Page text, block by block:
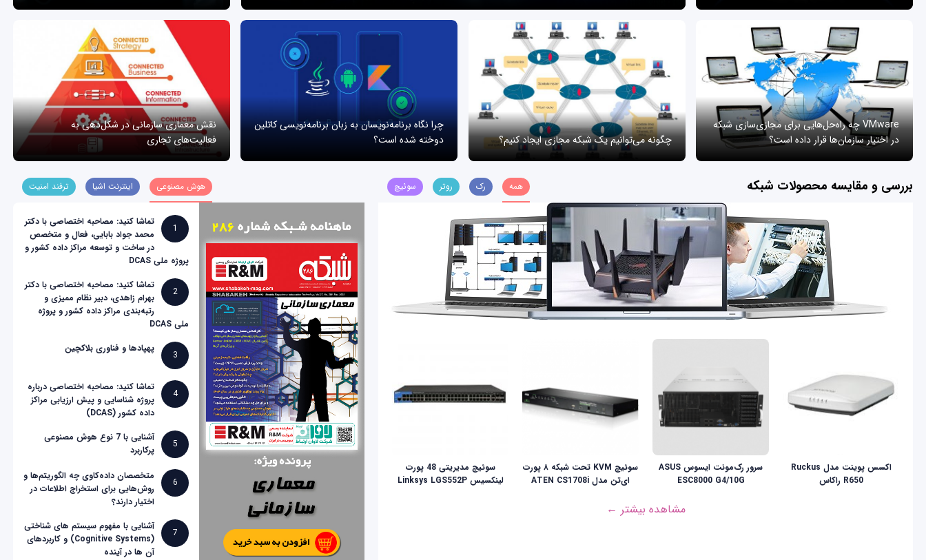
VMware چه راه‌حل‌هایی برای مجازی‌سازی شبکه
در اختیار سازمان‌ها قرار داده است؟
چگونه می‌توانیم یک شبکه مجازی ایجاد کنیم؟
چرا نگاه برنامه‌نویسان به زبان برنامه‌نویسی کاتلین
دوخته شده است؟
نقش معماری سازمانی در شکل‌دهی به
فعالیت‌های تجاری
بررسی و مقایسه محصولات شبکه همه رک روتر سوئیچ
اکسس پوینت مدل Ruckus
R650 راکاس
سرور رک‌مونت ایسوس ASUS
ESC8000 G4/10G
سوئیچ KVM تحت شبکه ۸ پورت
ای‌تن مدل ATEN CS1708i
سوئیچ مدیریتی 48 پورت
لینکسیس Linksys LGS552P
مشاهده بیشتر ←
هوش مصنوعی اینترنت اشیا ترفند امنیت
1
تماشا کنید: مصاحبه اختصاصی با دکتر
محمد جواد بابایی، فعال و متخصص
در ساخت و توسعه مراکز داده کشور و
پروژه ملی DCAS
2
تماشا کنید: مصاحبه اختصاصی با دکتر
بهرام زاهدی، دبیر نظام ممیزی و
رتبه‌بندی مراکز داده کشور و پروژه
ملی DCAS
3
پهپادها و فناوری بلاکچین
4
تماشا کنید: مصاحبه اختصاصی درباره
پروژه شناسایی و پیش ارزیابی مراکز
داده کشور (DCAS)
5
آشنایی با 7 نوع هوش مصنوعی
پرکاربرد
6
متخصصان داده‌کاوی چه الگوریتم‌ها و
روش‌هایی برای استخراج اطلاعات در
اختیار دارند؟
7
آشنایی با مفهوم سیستم های شناختی
(Cognitive Systems) و کاربردهای
آن ها در آینده